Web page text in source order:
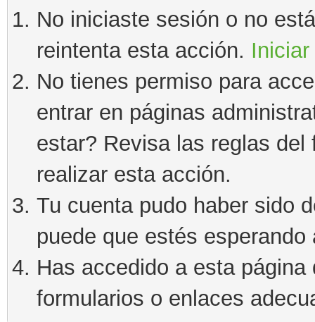
No iniciaste sesión o no
reintenta esta acción.
No tienes permiso para
entrar en páginas
estar? Revisa las reglas
realizar esta acción.
Tu cuenta pudo haber sido
puede que estés esperando
Has accedido a esta
formularios o enlaces